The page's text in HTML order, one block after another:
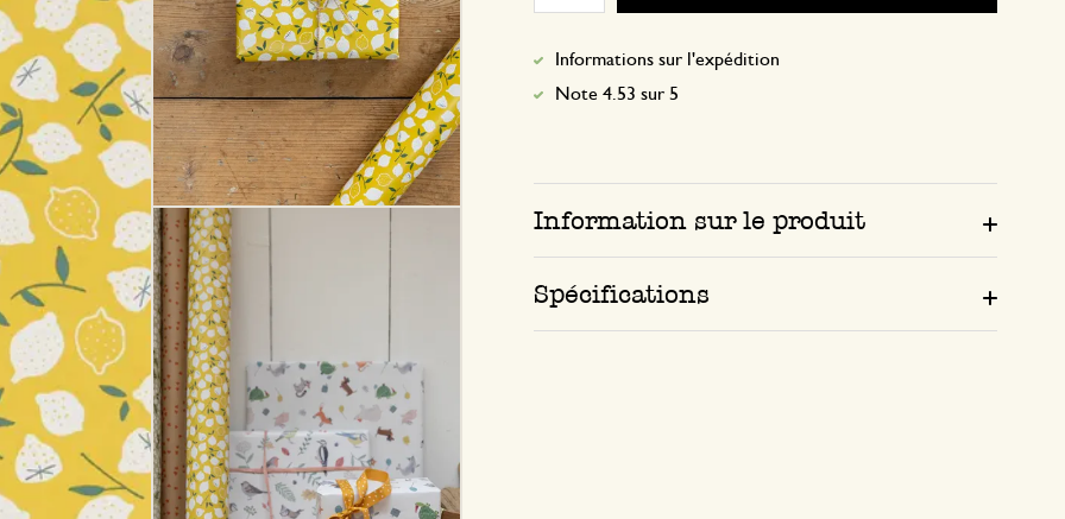
Informations sur l'expédition
Note 4.53 sur 5
Information sur le produit
Spécifications